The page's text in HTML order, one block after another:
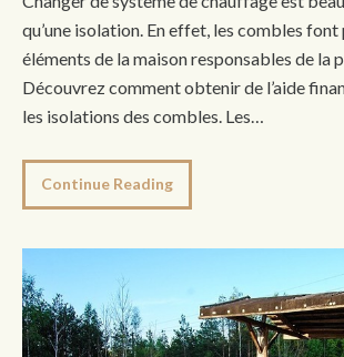
qu’une isolation. En effet, les combles font
éléments de la maison responsables de la
Découvrez comment obtenir de l’aide
les isolations des combles. Les…
Continue Reading